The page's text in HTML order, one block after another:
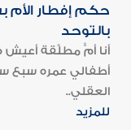
حكم إفطار الأم
بالتوحد
أنا أمٌّ مطلَّقة أعيش
أطفالي عمره سبع
العقلي..
للمزيد